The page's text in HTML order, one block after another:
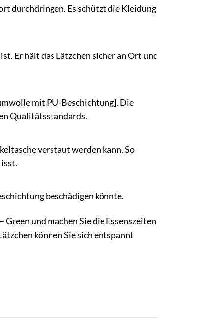
durchdringen. Es schützt die Kleidung
Er hält das Lätzchen sicher an Ort und
mit PU-Beschichtung]. Die
Qualitätsstandards.
verstaut werden kann. So
beschädigen könnte.
und machen Sie die Essenszeiten
können Sie sich entspannt